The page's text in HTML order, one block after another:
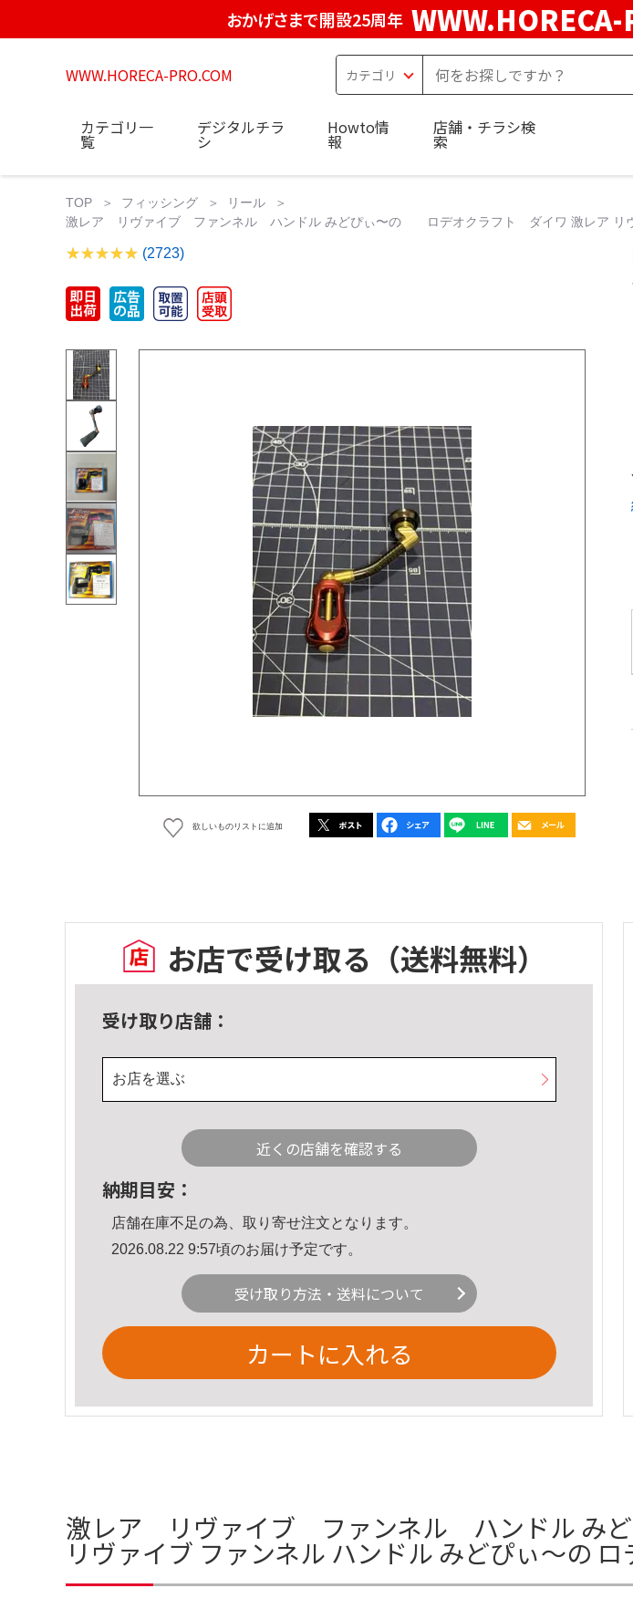
おかげさまで開設25周年
WWW.HORECA-PRO.COM
カテゴリ一
覧
デジタルチラ
シ
Howto情
報
店舗・チラシ検
索
TOP フィッシング
リール
激レア リヴァイブ ファンネル ハンドル みどぴぃ〜の ロデオクラフト ダイワ 激レア リヴ
(2723)
欲しいものリストに追加
お店で受け取る （送料無料）
受け取り店舗：
お店を選ぶ
近くの店舗を確認する
納期目安：
店舗在庫不足の為、取り寄せ注文となります。
2026.08.22 9:57頃のお届け予定です。
受け取り方法・送料について
カートに入れる
激レア リヴァイブ ファンネル ハンドル み
リヴァイブ ファンネル ハンドル みどぴぃ〜の